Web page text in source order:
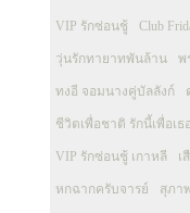
VIP รักซ่อนชู้ Club
วุ่นรักทายาทพันล้าน พ
ทงอี จอมนางคู่บัลลังก์
ชีวิตเพื่อชาติ รักนี้เพื่อเธอ
VIP รักซ่อนชู้ เกาหลี เ
หกฉากครับจารย์ สุภา